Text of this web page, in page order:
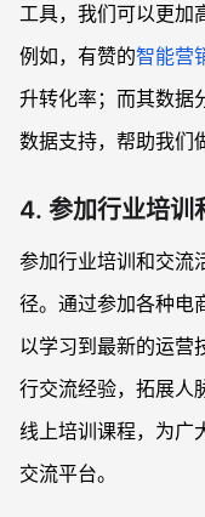
工具，我们可以更加
例如，有赞的智能营
升转化率；而其数据
数据支持，帮助我们
4. 参加行业培训
参加行业培训和交流
径。通过参加各种电
以学习到最新的运营
行交流经验，拓展人
线上培训课程，为广
交流平台。